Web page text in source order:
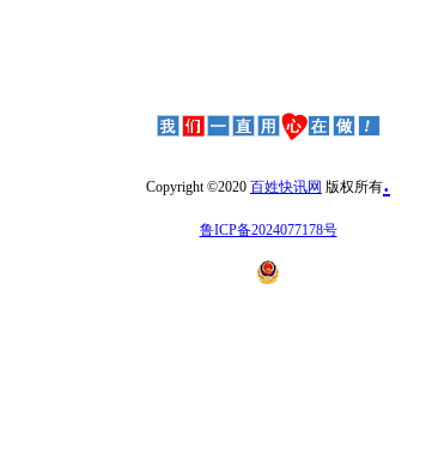
Copyright ©2020 百姓快讯网 版权所有.
鲁ICP备2024077178号